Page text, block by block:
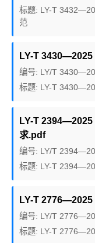
标题: LY-T
范
LY-T 3430—2025
编号: LY/T
标题: LY-T
LY-T 2394—2025
求.pdf
编号: LY/T
标题: LY-T
LY-T 2776—2025
编号: LY/T
标题: LY-T